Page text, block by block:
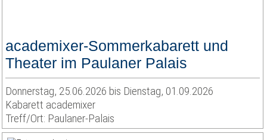
academixer-Sommerkabarett und
Theater im Paulaner Palais
Donnerstag, 25.06.2026 bis Dienstag, 01.09.2026
Kabarett academixer
Treff/Ort: Paulaner-Palais